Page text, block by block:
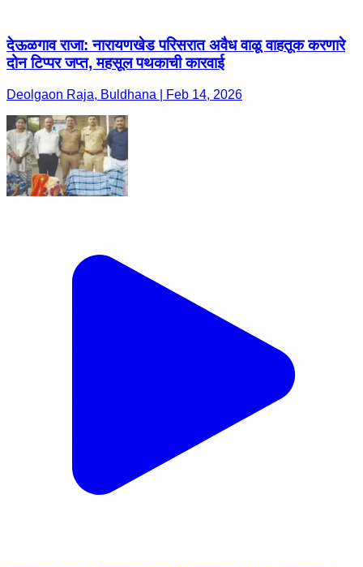
देऊळगाव राजा: नारायणखेड परिसरात अवैध वाळू वाहतूक करणारे
दोन टिप्पर जप्त, महसूल पथकाची कारवाई
Deolgaon Raja, Buldhana | Feb 14, 2026